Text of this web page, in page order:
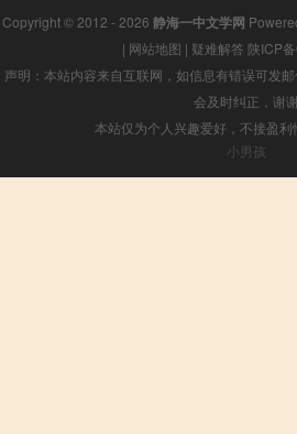
Copyright © 2012 - 2026 静海一中文学网
| 网站地图 | 疑难解答 陕ICP
声明：本站内容来自互联网，如信息有错误可发
会及时纠正，谢谢
本站仅为个人兴趣爱好，不接盈
小男孩